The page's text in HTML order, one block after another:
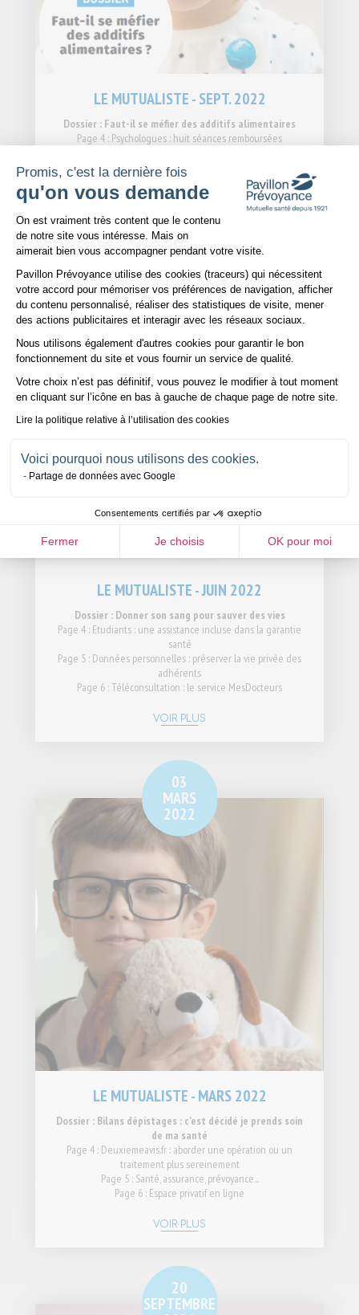
Promis, c'est la dernière fois
qu'on vous demande
Plateforme de Gestion du
On est vraiment très content que le contenu
de notre site vous intéresse. Mais on
aimerait bien vous accompagner pendant votre visite.
Pavillon Prévoyance utilise des cookies (traceurs) qui nécessitent
votre accord pour mémoriser vos préférences de navigation, afficher
du contenu personnalisé, réaliser des statistiques de visite, mener
des actions publicitaires et interagir avec les réseaux sociaux.
Nous utilisons également d'autres cookies pour garantir le bon
fonctionnement du site et vous fournir un service de qualité.
Votre choix n’est pas définitif, vous pouvez le modifier à tout moment
en cliquant sur l’icône en bas à gauche de chaque page de notre site.
Lire la politique relative à l’utilisation des cookies
Voici pourquoi nous utilisons des cookies.
Partage de données avec Google
Consentements certifiés par
Fermer Je choisis OK pour moi
Axeptio consent
LE MUTUALISTE - SEPT. 2022
Dossier : Faut-il se méfier des additifs alimentaires
Page 4 : Psychologues : huit séances remboursées
Page 6 : Immobilier : des solutions de protection du prêt et de
l'habitation
30
JUIN
2022
LE MUTUALISTE - JUIN 2022
Dossier : Donner son sang pour sauver des vies
Page 4 : Etudiants : une assistance incluse dans la garantie
santé
Page 5 : Données personnelles : préserver la vie privée des
adhérents
Page 6 : Téléconsultation : le service MesDocteurs
VOIR PLUS
03
MARS
2022
LE MUTUALISTE - MARS 2022
Dossier : Bilans dépistages : c'est décidé je prends soin
de ma santé
Page 4 : Deuxiemeavis.fr : aborder une opération ou un
traitement plus sereinement
Page 5 : Santé, assurance, prévoyance...
Page 6 : Espace privatif en ligne
VOIR PLUS
20
SEPTEMBRE